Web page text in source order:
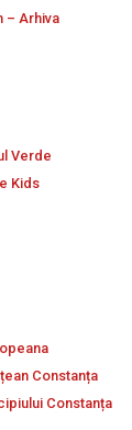
– Arhiva
Verde
Kids
Constanța
Constanța